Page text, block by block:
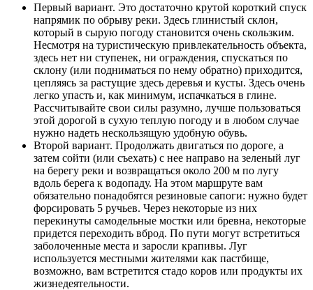
Первый вариант. Это достаточно крутой короткий спуск
напрямик по обрыву реки. Здесь глинистый склон,
который в сырую погоду становится очень скользким.
Несмотря на туристическую привлекательность объекта,
здесь нет ни ступенек, ни ограждения, спускаться по
склону (или подниматься по нему обратно) приходится,
цепляясь за растущие здесь деревья и кусты. Здесь очень
легко упасть и, как минимум, испачкаться в глине.
Рассчитывайте свои силы разумно, лучше пользоваться
этой дорогой в сухую теплую погоду и в любом случае
нужно надеть нескользящую удобную обувь.
Второй вариант. Продолжать двигаться по дороге, а
затем сойти (или съехать) с нее направо на зеленый луг
на берегу реки и возвращаться около 200 м по лугу
вдоль берега к водопаду. На этом маршруте вам
обязательно понадобятся резиновые сапоги: нужно будет
форсировать 5 ручьев. Через некоторые из них
перекинуты самодельные мостки или бревна, некоторые
придется переходить вброд. По пути могут встретиться
заболоченные места и заросли крапивы. Луг
используется местными жителями как пастбище,
возможно, вам встретится стадо коров или продукты их
жизнедеятельности.